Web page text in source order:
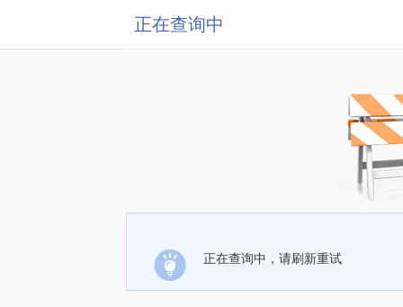
正在查询中
正在查询中，请刷新重试